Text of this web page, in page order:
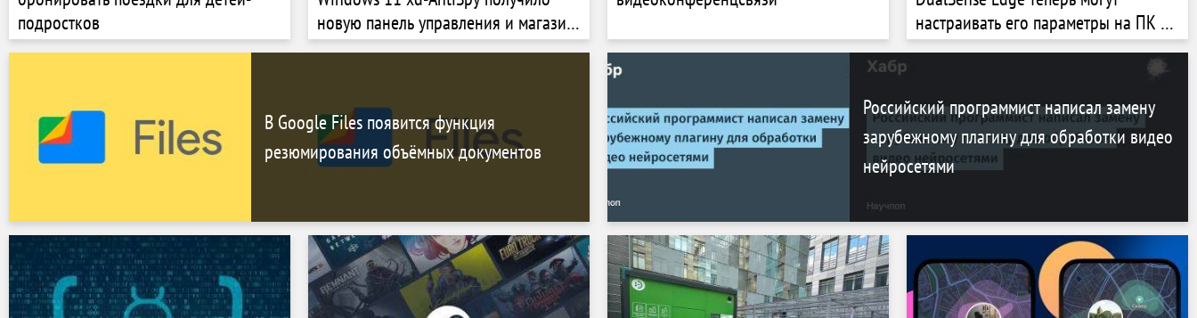
подростков
новую панель управления и магазин
плагинов
настраивать его параметры на ПК с
Windows
В Google Files появится функция
резюмирования объёмных документов
Российский программист написал замену
зарубежному плагину для обработки видео
нейросетями